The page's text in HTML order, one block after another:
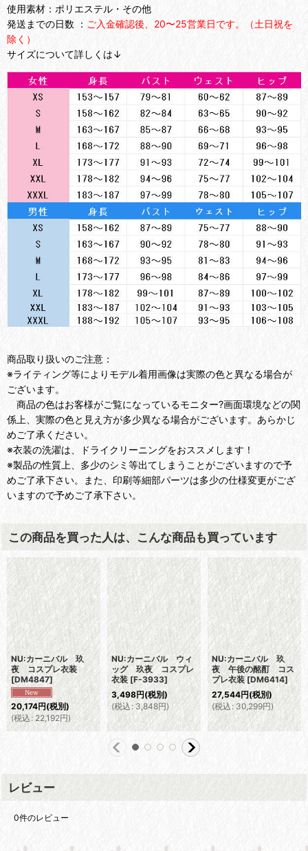
使用素材：ポリエステル・その他
発送までの日数 ： ご入金確認後、20〜25営業日です。（土日祝を
除く）
サイズについて詳しくは↓
商品取り扱いのご注意：
※ライティング等によりモデル着用画像は実際の色と異なる場合が
ございます。
商品の色はお客様がご覧になっているモニター?画面環境などの関
係上、実際の色と見え方が多少異なる場合がございます。あらかじ
めご了承ください。
※衣装の洗濯は、ドライクリーニングをおススメします！
※製品の性質上、多少のシミ等出てしまうことがございますので予
めご了承下さい。また、印刷等細部パーツは多少の仕様変更がござ
いますので予めご了承下さい。
この商品を買った人は、こんな商品も買っています
NU:カーニバル 玖
夜 コスプレ衣装
[DM4847]
20,174円(税別)
(税込 : 22,192円)
NU:カーニバル ウィ
ッグ 玖夜 コスプレ
衣装 [F-3933]
3,498円(税別)
(税込 : 3,848円)
NU:カーニバル 玖
夜 午後の酩酊 コス
プレ衣装 [DM6414]
27,544円(税別)
(税込 : 30,299円)
レビュー
0件のレビュー